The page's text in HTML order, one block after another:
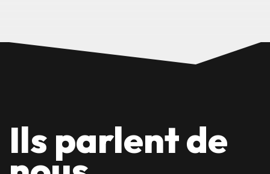
Ils parlent de